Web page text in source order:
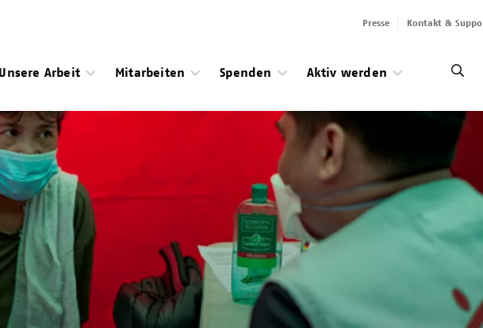
Unsere Arbeit Mitarbeiten Spenden Aktiv werden
Presse Kontakt &